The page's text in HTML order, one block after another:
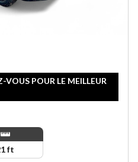
VOUS POUR LE MEILLEUR
ft